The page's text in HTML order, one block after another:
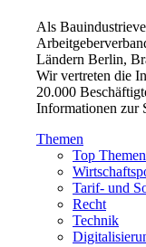
Als
Ländern Berlin,
Wir vertreten die
20.000
Informationen zur
Themen
Top Themen
Tarif- und
Recht
Technik